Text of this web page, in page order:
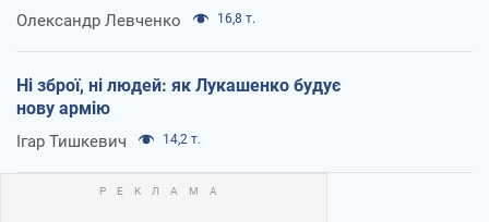
Олександр Левченко 16,8 т.
Ні зброї, ні людей: як Лукашенко будує
нову армію
Ігар Тишкевич 14,2 т.